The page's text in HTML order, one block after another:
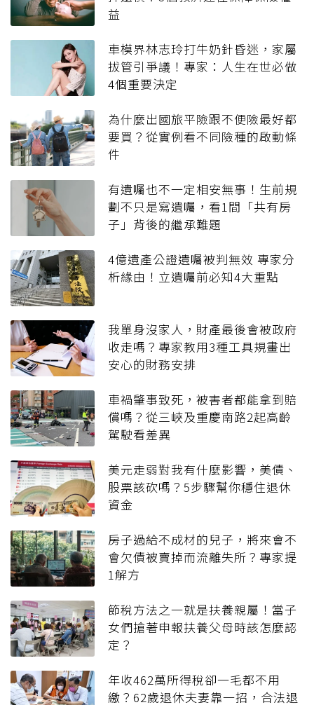
益
車模界林志玲打牛奶針昏迷，家屬
拔管引爭議！專家：人生在世必做
4個重要決定
為什麼出國旅平險跟不便險最好都
要買？從實例看不同險種的啟動條
件
有遺囑也不一定相安無事！生前規
劃不只是寫遺囑，看1間「共有房
子」背後的繼承難題
4億遺產公證遺囑被判無效 專家分
析緣由！立遺囑前必知4大重點
我單身沒家人，財產最後會被政府
收走嗎？專家教用3種工具規畫出
安心的財務安排
車禍肇事致死，被害者都能拿到賠
償嗎？從三峽及重慶南路2起高齡
駕駛看差異
美元走弱對我有什麼影響，美債、
股票該砍嗎？5步驟幫你穩住退休
資金
房子過給不成材的兒子，將來會不
會欠債被賣掉而流離失所？專家提
1解方
節稅方法之一就是扶養親屬！當子
女們搶著申報扶養父母時該怎麼認
定？
年收462萬所得稅卻一毛都不用
繳？62歲退休夫妻靠一招，合法退